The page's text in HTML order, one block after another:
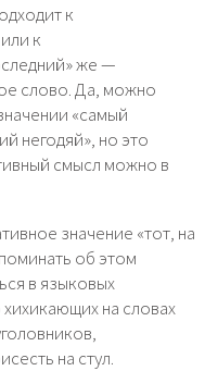
к
к
же —
слово. Да, можно
«самый
негодяй», но это
смысл можно в
значение «тот, на
об этом
в языковых
на словах
на стул.